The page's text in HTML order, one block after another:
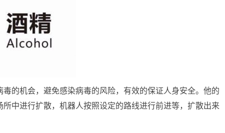
的机会，避免感染病毒的风险，有效的保证人身安全。他的
中进行扩散，机器人按照设定的路线进行前进等，扩散出来